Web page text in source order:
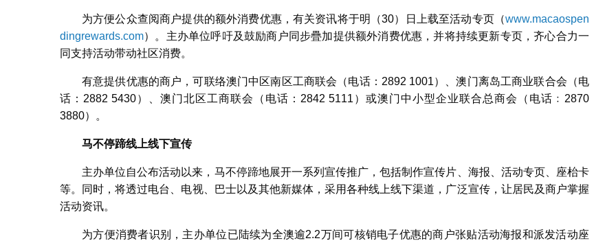
为方便公众查阅商户提供的额外消费优惠，有关资讯将于明（30）日上载至活动专页（www.macaospen
dingrewards.com）。主办单位呼吁及鼓励商户同步疊加提供额外消费优惠，并将持续更新专页，齐心合力一
同支持活动带动社区消费。
有意提供优惠的商户，可联络澳门中区南区工商联会（电话：2892 1001）、澳门离岛工商业联合会（电
话：2882 5430）、澳门北区工商联会（电话：2842 5111）或澳门中小型企业联合总商会（电话﹕2870
3880）。
马不停蹄线上线下宣传
主办单位自公布活动以来，马不停蹄地展开一系列宣传推广，包括制作宣传片、海报、活动专页、座枱卡
等。同时，将透过电台、电视、巴士以及其他新媒体，采用各种线上线下渠道，广泛宣传，让居民及商户掌握
活动资讯。
为方便消费者识别，主办单位已陆续为全澳逾2.2万间可核销电子优惠的商户张贴活动海报和派发活动座